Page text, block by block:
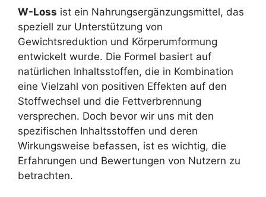
W-Loss ist ein Nahrungsergänzungsmittel, das
speziell zur Unterstützung von
Gewichtsreduktion und Körperumformung
entwickelt wurde. Die Formel basiert auf
natürlichen Inhaltsstoffen, die in Kombination
eine Vielzahl von positiven Effekten auf den
Stoffwechsel und die Fettverbrennung
versprechen. Doch bevor wir uns mit den
spezifischen Inhaltsstoffen und deren
Wirkungsweise befassen, ist es wichtig, die
Erfahrungen und Bewertungen von Nutzern zu
betrachten.